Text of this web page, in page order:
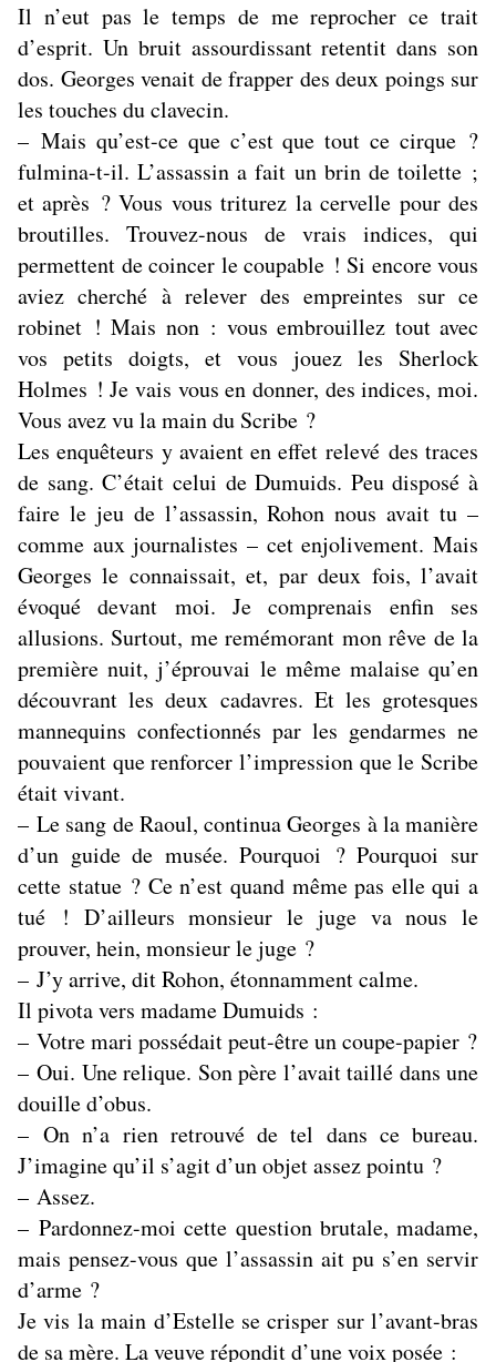
Il n’eut pas le temps de me reprocher ce trait
d’esprit. Un bruit assourdissant retentit dans son
dos. Georges venait de frapper des deux poings sur
les touches du clavecin.
– Mais qu’est-ce que c’est que tout ce cirque ?
fulmina-t-il. L’assassin a fait un brin de toilette ;
et après ? Vous vous triturez la cervelle pour des
broutilles. Trouvez-nous de vrais indices, qui
permettent de coincer le coupable ! Si encore vous
aviez cherché à relever des empreintes sur ce
robinet ! Mais non : vous embrouillez tout avec
vos petits doigts, et vous jouez les Sherlock
Holmes ! Je vais vous en donner, des indices, moi.
Vous avez vu la main du Scribe ?
Les enquêteurs y avaient en effet relevé des traces
de sang. C’était celui de Dumuids. Peu disposé à
faire le jeu de l’assassin, Rohon nous avait tu –
comme aux journalistes – cet enjolivement. Mais
Georges le connaissait, et, par deux fois, l’avait
évoqué devant moi. Je comprenais enfin ses
allusions. Surtout, me remémorant mon rêve de la
première nuit, j’éprouvai le même malaise qu’en
découvrant les deux cadavres. Et les grotesques
mannequins confectionnés par les gendarmes ne
pouvaient que renforcer l’impression que le Scribe
était vivant.
– Le sang de Raoul, continua Georges à la manière
d’un guide de musée. Pourquoi ? Pourquoi sur
cette statue ? Ce n’est quand même pas elle qui a
tué ! D’ailleurs monsieur le juge va nous le
prouver, hein, monsieur le juge ?
– J’y arrive, dit Rohon, étonnamment calme.
Il pivota vers madame Dumuids :
– Votre mari possédait peut-être un coupe-papier ?
– Oui. Une relique. Son père l’avait taillé dans une
douille d’obus.
– On n’a rien retrouvé de tel dans ce bureau.
J’imagine qu’il s’agit d’un objet assez pointu ?
– Assez.
– Pardonnez-moi cette question brutale, madame,
mais pensez-vous que l’assassin ait pu s’en servir
d’arme ?
Je vis la main d’Estelle se crisper sur l’avant-bras
de sa mère. La veuve répondit d’une voix posée :